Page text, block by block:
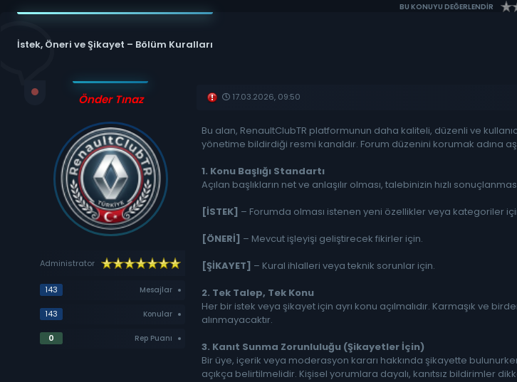
BU KONUYU DEĞERLENDİR
İstek, Öneri ve Şikayet – Bölüm Kuralları
Önder Tınaz
Administrator
143 Mesajlar
143 Konular
0 Rep Puanı
17.03.2026, 09:50
Bu alan, RenaultClubTR platformunun daha kaliteli, düzenli ve
yönetime bildirdiği resmi kanaldır. Forum düzenini korumak adına
1. Konu Başlığı Standartı
Açılan başlıkların net ve anlaşılır olması, talebinizin hızlı
[İSTEK] – Forumda olması istenen yeni özellikler veya kategoriler
[ÖNERİ] – Mevcut işleyişi geliştirecek fikirler için.
[ŞİKAYET] – Kural ihlalleri veya teknik sorunlar için.
2. Tek Talep, Tek Konu
Her bir istek veya şikayet için ayrı konu açılmalıdır. Karmaşık ve
alınmayacaktır.
3. Kanıt Sunma Zorunluluğu (Şikayetler İçin)
Bir üye, içerik veya moderasyon kararı hakkında şikayette
açıkça belirtilmelidir. Kişisel yorumlara dayalı, kanıtsız bildirimler